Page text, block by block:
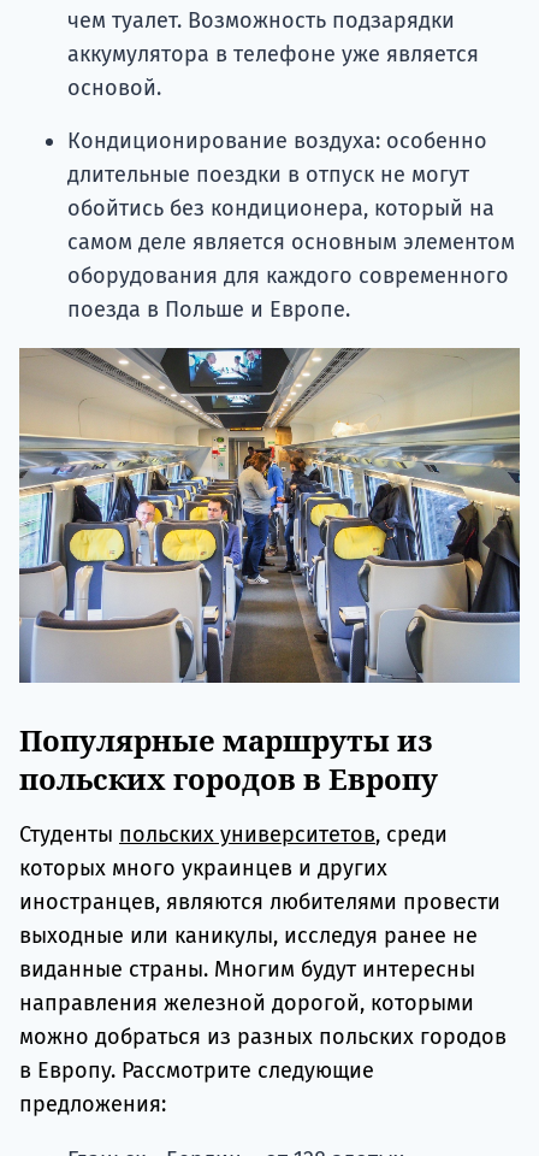
чем туалет. Возможность подзарядки
аккумулятора в телефоне уже является
основой.
Кондиционирование воздуха: особенно
длительные поездки в отпуск не могут
обойтись без кондиционера, который на
самом деле является основным элементом
оборудования для каждого современного
поезда в Польше и Европе.
Популярные маршруты из
польских городов в Европу
Студенты польских университетов, среди
которых много украинцев и других
иностранцев, являются любителями провести
выходные или каникулы, исследуя ранее не
виданные страны. Многим будут интересны
направления железной дорогой, которыми
можно добраться из разных польских городов
в Европу. Рассмотрите следующие
предложения: